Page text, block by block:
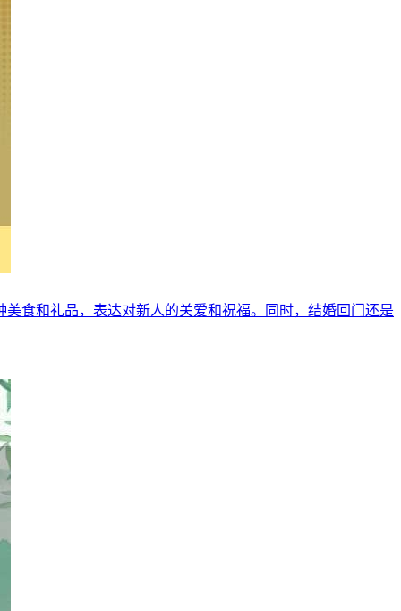
食和礼品，表达对新人的关爱和祝福。同时，结婚回门还是